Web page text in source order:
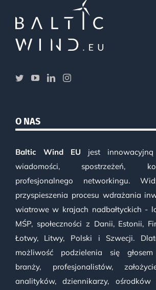
O NAS
Baltic Wind EU jest
wiadomości, spostrzeżeń,
profesjonalnego networkingu.
przyspieszenia procesu wdrażania
wiatrowe w krajach nadbałtyckich -
MŚP, społeczności z Danii, Estonii,
Łotwy, Litwy, Polski i Szwecji.
możliwość podzielenia się głosem
branży, profesjonalistów,
analityków, dziennikarzy, ośrodków